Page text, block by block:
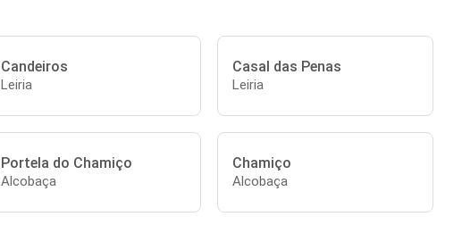
Candeiros
Leiria
Casal das Penas
Leiria
Portela do Chamiço
Alcobaça
Chamiço
Alcobaça